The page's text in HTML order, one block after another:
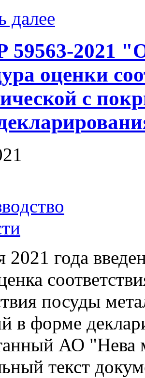
далее
2021
оценки
с
года
посуды
в форме
АО "Нева
текст